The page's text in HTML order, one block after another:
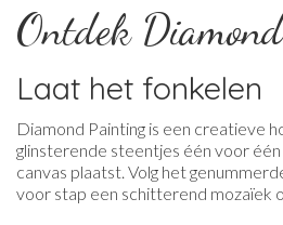
Ontdek
Laat het fonkelen
Diamond Painting is een creatieve
glinsterende steentjes één voor
canvas plaatst. Volg het
voor stap een schitterend mozaïek